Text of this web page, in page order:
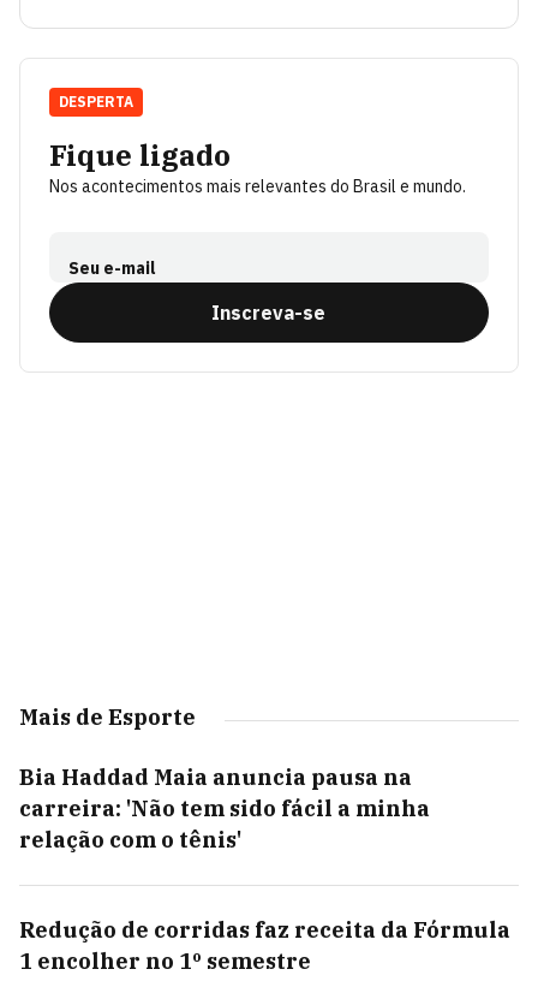
Fique ligado
Nos acontecimentos mais relevantes do Brasil e mundo.
Seu e-mail
Inscreva-se
DESPERTA
Mais de Esporte
Bia Haddad Maia anuncia pausa na
carreira: 'Não tem sido fácil a minha
relação com o tênis'
Redução de corridas faz receita da Fórmula
1 encolher no 1º semestre